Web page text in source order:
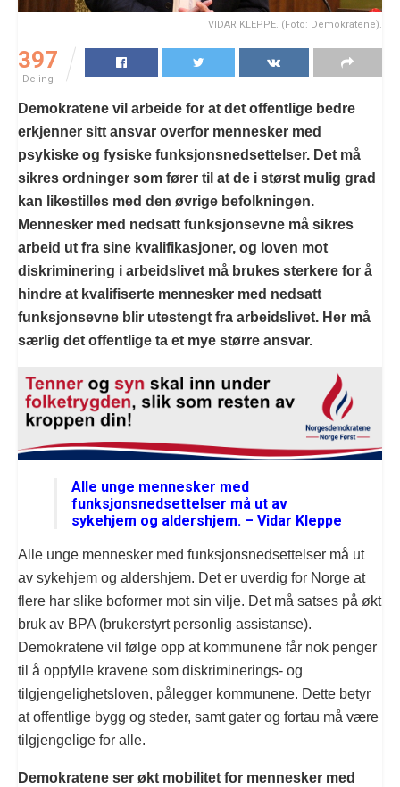
VIDAR KLEPPE. (Foto: Demokratene).
397
Deling
Demokratene vil arbeide for at det offentlige bedre
erkjenner sitt ansvar overfor mennesker med
psykiske og fysiske funksjonsnedsettelser. Det må
sikres ordninger som fører til at de i størst mulig grad
kan likestilles med den øvrige befolkningen.
Mennesker med nedsatt funksjonsevne må sikres
arbeid ut fra sine kvalifikasjoner, og loven mot
diskriminering i arbeidslivet må brukes sterkere for å
hindre at kvalifiserte mennesker med nedsatt
funksjonsevne blir utestengt fra arbeidslivet. Her må
særlig det offentlige ta et mye større ansvar.
Alle unge mennesker med
funksjonsnedsettelser må ut av
sykehjem og aldershjem. – Vidar Kleppe
Alle unge mennesker med funksjonsnedsettelser må ut
av sykehjem og aldershjem. Det er uverdig for Norge at
flere har slike boformer mot sin vilje. Det må satses på økt
bruk av BPA (brukerstyrt personlig assistanse).
Demokratene vil følge opp at kommunene får nok penger
til å oppfylle kravene som diskriminerings- og
tilgjengelighetsloven, pålegger kommunene. Dette betyr
at offentlige bygg og steder, samt gater og fortau må være
tilgjengelige for alle.
Demokratene ser økt mobilitet for mennesker med